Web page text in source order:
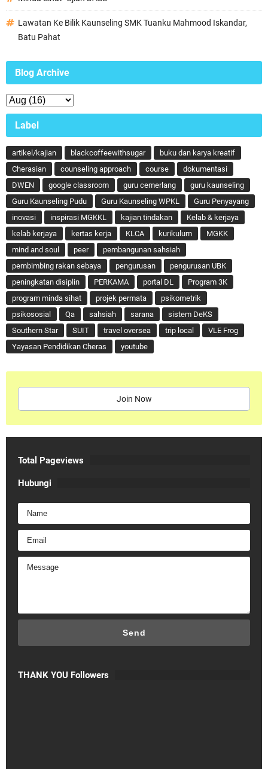
Lawatan Ke Bilik Kaunseling SMK Tuanku Mahmood Iskandar,
Batu Pahat
Blog Archive
Label
artikel/kajian blackcoffeewithsugar
buku dan karya kreatif
Cherasian
counseling approach course
dokumentasi
DWEN
google classroom guru cemerlang
guru kaunseling
Guru Kaunseling Pudu
Guru Kaunseling WPKL
Guru Penyayang
inovasi
inspirasi MGKKL kajian tindakan
Kelab & kerjaya
kelab kerjaya
kertas kerja KLCA kurikulum
MGKK
mind and soul
peer
pembangunan sahsiah
pembimbing rakan sebaya
pengurusan
pengurusan UBK
peningkatan disiplin
PERKAMA portal DL
Program 3K
program minda sihat
projek permata
psikometrik
psikososial
Qa sahsiah sarana
sistem DeKS
Southern Star
SUIT travel oversea trip local
VLE Frog
Yayasan Pendidikan Cheras
youtube
Join Now
Total Pageviews
Hubungi
THANK YOU Followers